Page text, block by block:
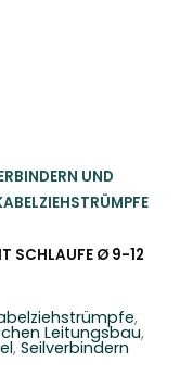
UND
SCHLAUFE Ø 9-12
,
Leitungsbau,
, Seilverbindern